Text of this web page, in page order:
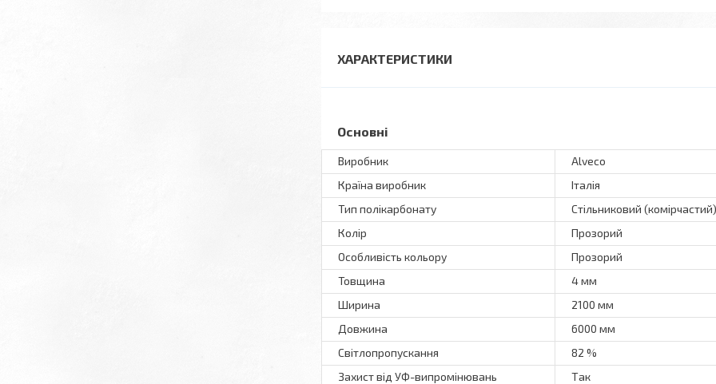
ХАРАКТЕРИСТИКИ
Основні
Виробник
Alveco
Країна виробник
Італія
Тип полікарбонату
Стільниковий (комірчастий)
Колір
Прозорий
Особливість кольору
Прозорий
Товщина
4 мм
Ширина
2100 мм
Довжина
6000 мм
Світлопропускання
82 %
Захист від УФ-випромінювань
Так